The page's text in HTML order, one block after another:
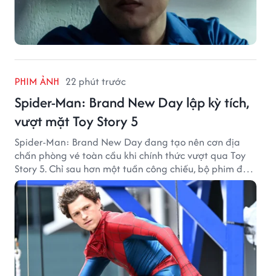
PHIM ẢNH 22 phút trước
Spider-Man: Brand New Day lập kỳ tích,
vượt mặt Toy Story 5
Spider-Man: Brand New Day đang tạo nên cơn địa
chấn phòng vé toàn cầu khi chính thức vượt qua Toy
Story 5. Chỉ sau hơn một tuần công chiếu, bộ phim đã
thu về hơn 30.000 tỷ đồng và trở thành tác phẩm ăn
khách nhất năm 2026.